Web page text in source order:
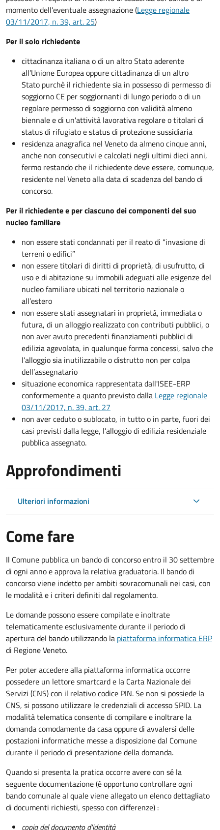
momento dell’eventuale assegnazione (Legge regionale
03/11/2017, n. 39, art. 25)
Per il solo richiedente
cittadinanza italiana o di un altro Stato aderente
all’Unione Europea oppure cittadinanza di un altro
Stato purchè il richiedente sia in possesso di permesso di
soggiorno CE per soggiornanti di lungo periodo o di un
regolare permesso di soggiorno con validità almeno
biennale e di un'attività lavorativa regolare o titolari di
status di rifugiato e status di protezione sussidiaria
residenza anagrafica nel Veneto da almeno cinque anni,
anche non consecutivi e calcolati negli ultimi dieci anni,
fermo restando che il richiedente deve essere, comunque,
residente nel Veneto alla data di scadenza del bando di
concorso.
Per il richiedente e per ciascuno dei componenti del suo
nucleo familiare
non essere stati condannati per il reato di “invasione di
terreni o edifici”
non essere titolari di diritti di proprietà, di usufrutto, di
uso e di abitazione su immobili adeguati alle esigenze del
nucleo familiare ubicati nel territorio nazionale o
all’estero
non essere stati assegnatari in proprietà, immediata o
futura, di un alloggio realizzato con contributi pubblici, o
non aver avuto precedenti finanziamenti pubblici di
edilizia agevolata, in qualunque forma concessi, salvo che
l’alloggio sia inutilizzabile o distrutto non per colpa
dell’assegnatario
situazione economica rappresentata dall'ISEE-ERP
conformemente a quanto previsto dalla Legge regionale
03/11/2017, n. 39, art. 27
non aver ceduto o sublocato, in tutto o in parte, fuori dei
casi previsti dalla legge, l’alloggio di edilizia residenziale
pubblica assegnato.
Approfondimenti
Ulteriori informazioni
Come fare
Il Comune pubblica un bando di concorso entro il 30 settembre
di ogni anno e approva la relativa graduatoria. Il bando di
concorso viene indetto per ambiti sovracomunali nei casi, con
le modalità e i criteri definiti dal regolamento.
Le domande possono essere compilate e inoltrate
telematicamente esclusivamente durante il periodo di
apertura del bando utilizzando la piattaforma informatica ERP
di Regione Veneto.
Per poter accedere alla piattaforma informatica occorre
possedere un lettore smartcard e la Carta Nazionale dei
Servizi (CNS) con il relativo codice PIN. Se non si possiede la
CNS, si possono utilizzare le credenziali di accesso SPID. La
modalità telematica consente di compilare e inoltrare la
domanda comodamente da casa oppure di avvalersi delle
postazioni informatiche messe a disposizione dal Comune
durante il periodo di presentazione della domanda.
Quando si presenta la pratica occorre avere con sé la
seguente documentazione (è opportuno controllare ogni
bando comunale al quale viene allegato un elenco dettagliato
di documenti richiesti, spesso con differenze) :
copia del documento d'identità